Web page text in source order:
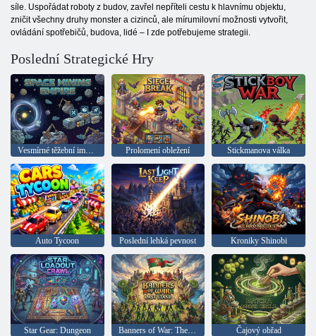
síle. Uspořádat roboty z budov, zavřel nepříteli cestu k hlavnímu objektu,
zničit všechny druhy monster a cizinců, ale mírumilovní možnosti vytvořit,
ovládání spotřebičů, budova, lidé – I zde potřebujeme strategii.
Poslední Strategické Hry
Vesmírné těžební impérium Prolomení obležení Stickmanova válka
Auto Tycoon Poslední lehká pevnost Kroniky Shinobi
Star Gear: Dungeon Banners of War: The Last Stand Čajový obřad